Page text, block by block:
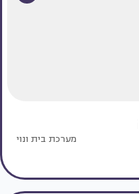
מערכת בית ונוי